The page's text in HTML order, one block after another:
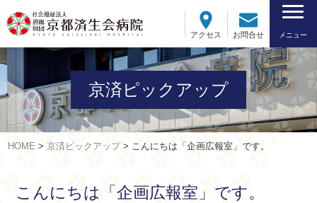
アクセス お問合せ メニュー
京済ピックアップ
HOME >京済ピックアップ> こんにちは「企画広報室」です。
こんにちは「企画広報室」です。